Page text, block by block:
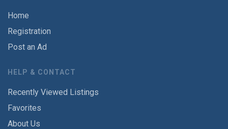
Home
Registration
Post an Ad
HELP & CONTACT
Recently Viewed Listings
Favorites
About Us